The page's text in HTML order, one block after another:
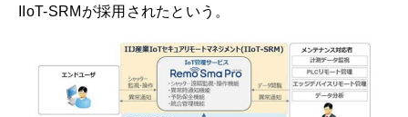
IIoT-SRMが採用されたという。